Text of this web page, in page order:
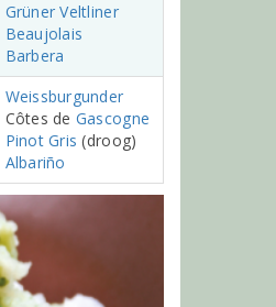
Grüner Veltliner
Beaujolais
Barbera
Weissburgunder
Côtes de Gascogne
Pinot Gris (droog)
Albariño